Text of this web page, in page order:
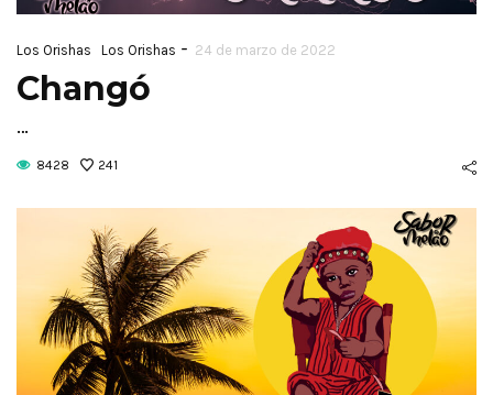
Los Orishas Los Orishas - 24 de marzo de 2022
Changó
…
8428 241